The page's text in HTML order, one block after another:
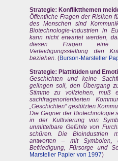
Strategie: Konfliktthemen
Öffentliche Fragen der Risiken
des Menschen sind
Biotechnologie-Industrien in
kann nicht erwartet werden,
diesen Fragen eine
Verteidigungsstellung den
beziehen. (Burson-Marsteller
Strategie: Plattitüden und
Geschichten und keine
gelingen soll, den Übergang
Stimme zu vollziehen, muß
sachfragenorientierten
„Geschichten“ gestützten
Die Gegner der Biotechnologie
in der Kultivierung von
unmittelbare Gefühle von
schüren. Die Bioindustrien
antworten – mit Symbolen,
Befriedigung, Fürsorge und
Marsteller Papier von 1997)